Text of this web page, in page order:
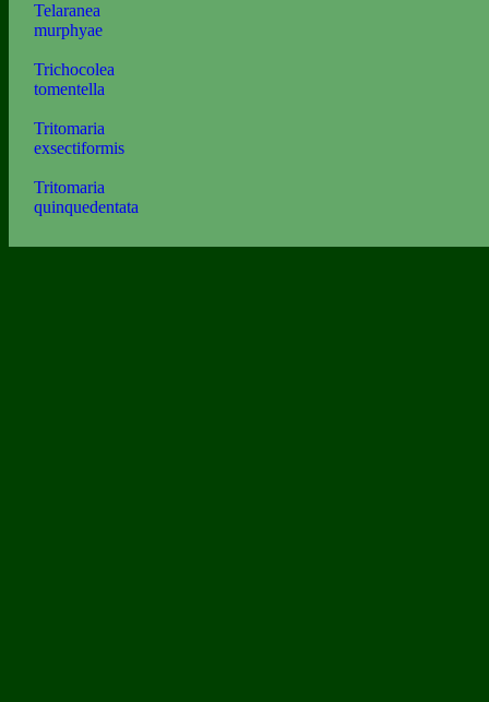
Telaranea
murphyae
Trichocolea
tomentella
Tritomaria
exsectiformis
Tritomaria
quinquedentata